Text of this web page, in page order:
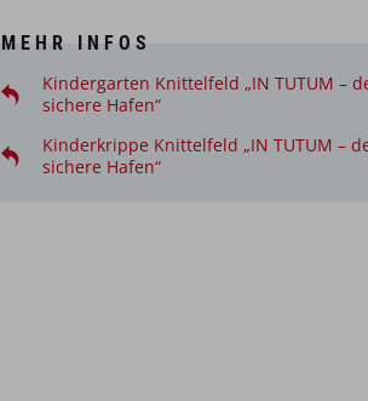
MEHR INFOS
Kindergarten Knittelfeld „IN TUTUM –
sichere Hafen“
Kinderkrippe Knittelfeld „IN TUTUM –
sichere Hafen“